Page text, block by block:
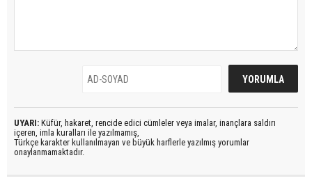
UYARI: Küfür, hakaret, rencide edici cümleler veya imalar, inançlara saldırı
içeren, imla kuralları ile yazılmamış,
Türkçe karakter kullanılmayan ve büyük harflerle yazılmış yorumlar
onaylanmamaktadır.